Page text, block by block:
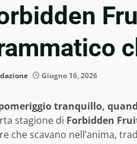
Giugno 16, 2026
tranquillo,
stagione di Forbidden
che scavano nell’anima,